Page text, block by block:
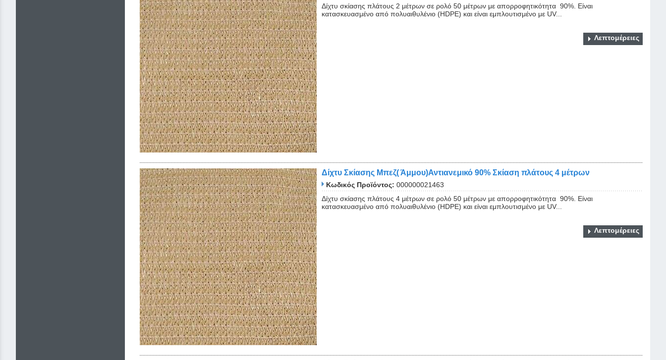
Δίχτυ σκίασης πλάτους 2 μέτρων σε ρολό 50 μέτρων με απορροφητικότητα 90%. Είναι
κατασκευασμένο από πολυαιθυλένιο (HDPE) και είναι εμπλουτισμένο με UV...
Λεπτομέρειες
Δίχτυ Σκίασης Μπεζ( Άμμου)Αντιανεμικό 90% Σκίαση πλάτους 4 μέτρων
Κωδικός Προϊόντος: 000000021463
Δίχτυ σκίασης πλάτους 4 μέτρων σε ρολό 50 μέτρων με απορροφητικότητα 90%. Είναι
κατασκευασμένο από πολυαιθυλένιο (HDPE) και είναι εμπλουτισμένο με UV...
Λεπτομέρειες